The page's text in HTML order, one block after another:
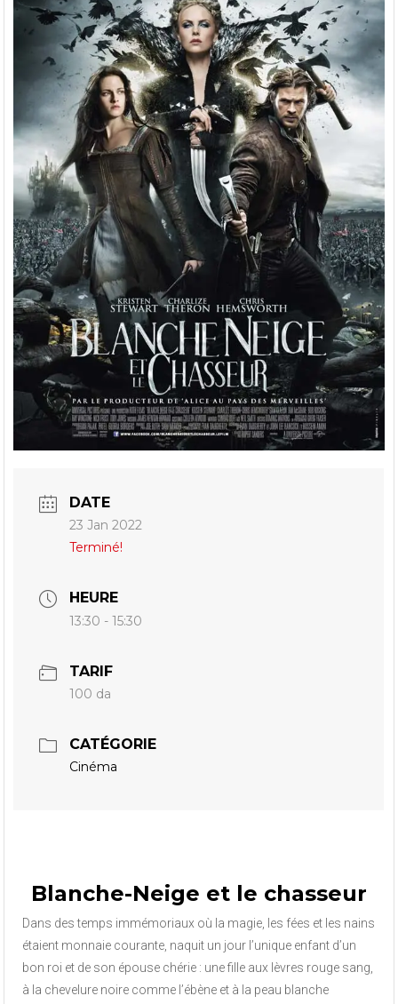
DATE
23 Jan 2022
Terminé!
HEURE
13:30 - 15:30
TARIF
100 da
CATÉGORIE
Cinéma
Blanche-Neige et le chasseur
Dans des temps immémoriaux où la magie, les fées et les nains
étaient monnaie courante, naquit un jour l’unique enfant d’un
bon roi et de son épouse chérie : une fille aux lèvres rouge sang,
à la chevelure noire comme l’ébène et à la peau blanche